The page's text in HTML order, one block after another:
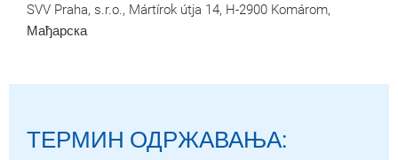
SVV Praha, s.r.o., Mártírok útja 14, H-2900 Komárom,
Мађарска
ТЕРМИН ОДРЖАВАЊА: